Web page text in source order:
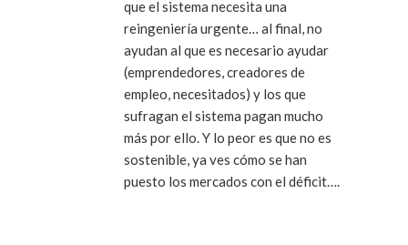
que el sistema necesita una
reingeniería urgente… al final, no
ayudan al que es necesario ayudar
(emprendedores, creadores de
empleo, necesitados) y los que
sufragan el sistema pagan mucho
más por ello. Y lo peor es que no es
sostenible, ya ves cómo se han
puesto los mercados con el déficit….